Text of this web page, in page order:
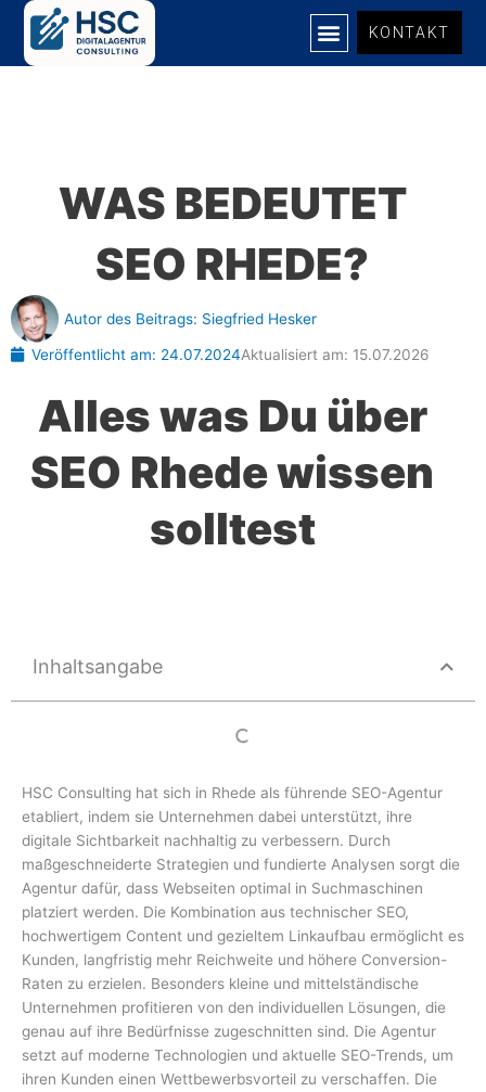
Zum
springen
KONTAKT
WAS BEDEUTET
SEO RHEDE?
Autor des Beitrags: Siegfried Hesker
Veröffentlicht am: 24.07.2024Aktualisiert am: 15.07.2026
Alles was Du über
SEO Rhede wissen
solltest
Inhaltsangabe
HSC Consulting hat sich in Rhede als führende SEO-Agentur
etabliert, indem sie Unternehmen dabei unterstützt, ihre
digitale Sichtbarkeit nachhaltig zu verbessern. Durch
maßgeschneiderte Strategien und fundierte Analysen sorgt die
Agentur dafür, dass Webseiten optimal in Suchmaschinen
platziert werden. Die Kombination aus technischer SEO,
hochwertigem Content und gezieltem Linkaufbau ermöglicht es
Kunden, langfristig mehr Reichweite und höhere Conversion-
Raten zu erzielen. Besonders kleine und mittelständische
Unternehmen profitieren von den individuellen Lösungen, die
genau auf ihre Bedürfnisse zugeschnitten sind. Die Agentur
setzt auf moderne Technologien und aktuelle SEO-Trends, um
ihren Kunden einen Wettbewerbsvorteil zu verschaffen. Die